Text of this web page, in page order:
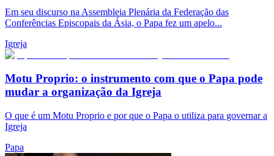
Em seu discurso na Assembleia Plenária da Federação das
Conferências Episcopais da Ásia, o Papa fez um apelo...
Igreja
Motu Proprio: o instrumento com que o Papa pode
mudar a organização da Igreja
O que é um Motu Proprio e por que o Papa o utiliza para governar a
Igreja
Papa